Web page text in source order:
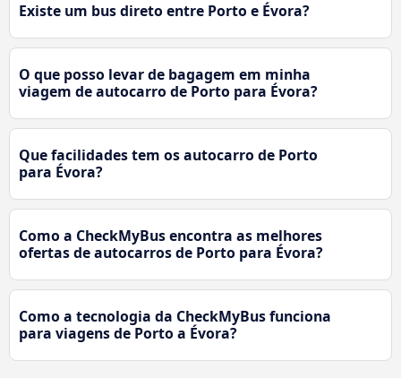
Existe um bus direto entre Porto e Évora?
O que posso levar de bagagem em minha
viagem de autocarro de Porto para Évora?
Que facilidades tem os autocarro de Porto
para Évora?
Como a CheckMyBus encontra as melhores
ofertas de autocarros de Porto para Évora?
Como a tecnologia da CheckMyBus funciona
para viagens de Porto a Évora?